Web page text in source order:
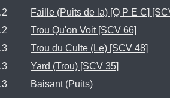
Faille (Puits de la) [Q P E C]
Trou Qu'on Voit [SCV 66]
Trou du Culte (Le) [SCV 48]
Yard (Trou) [SCV 35]
Baisant (Puits)